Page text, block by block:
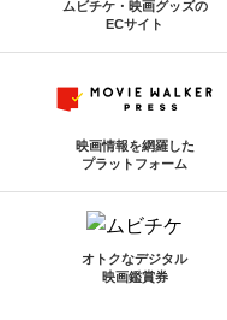
ムビチケ・映画グッズの
ECサイト
映画情報を網羅した
プラットフォーム
オトクなデジタル
映画鑑賞券